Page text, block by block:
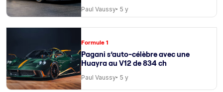
Paul Vaussy 5 y
Formule 1
Pagani s’auto-célèbre avec une
Huayra au V12 de 834 ch
Paul Vaussy 5 y